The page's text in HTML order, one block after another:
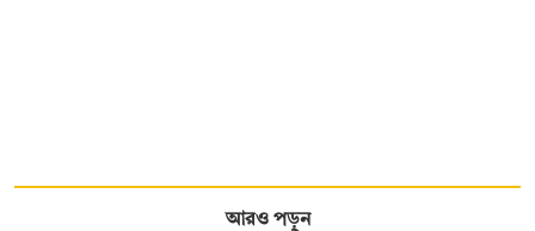
আরও পড়ুন